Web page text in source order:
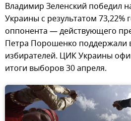
Владимир Зеленский победил
Украины с результатом 73,22%
оппонента — действующего
Петра Порошенко поддержали
избирателей. ЦИК Украины
итоги выборов 30 апреля.